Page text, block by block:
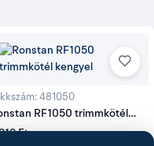
481050
RF1050 trimmkötél
Ft